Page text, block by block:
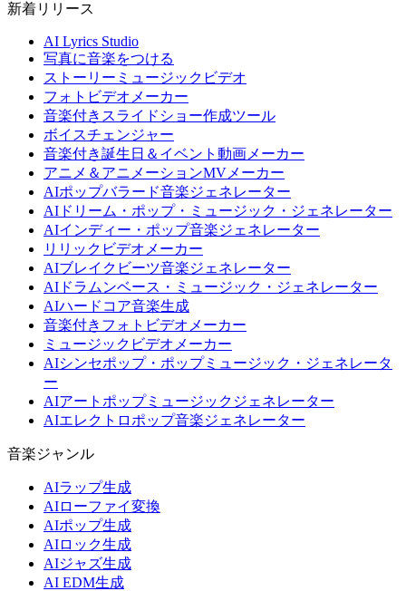
新着リリース
AI Lyrics Studio
写真に音楽をつける
ストーリーミュージックビデオ
フォトビデオメーカー
音楽付きスライドショー作成ツール
ボイスチェンジャー
音楽付き誕生日＆イベント動画メーカー
アニメ＆アニメーションMVメーカー
AIポップバラード音楽ジェネレーター
AIドリーム・ポップ・ミュージック・ジェネレーター
AIインディー・ポップ音楽ジェネレーター
リリックビデオメーカー
AIブレイクビーツ音楽ジェネレーター
AIドラムンベース・ミュージック・ジェネレーター
AIハードコア音楽生成
音楽付きフォトビデオメーカー
ミュージックビデオメーカー
AIシンセポップ・ポップミュージック・ジェネレータ
ー
AIアートポップミュージックジェネレーター
AIエレクトロポップ音楽ジェネレーター
音楽ジャンル
AIラップ生成
AIローファイ変換
AIポップ生成
AIロック生成
AIジャズ生成
AI EDM生成